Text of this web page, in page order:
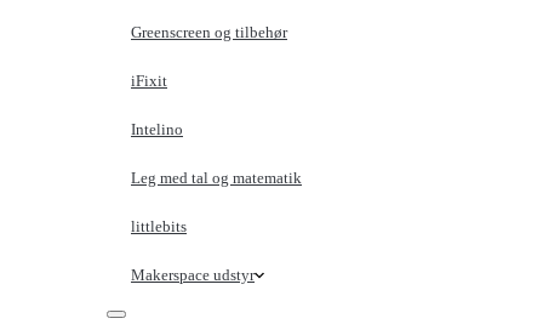
Greenscreen og tilbehør
iFixit
Intelino
Leg med tal og matematik
littlebits
Makerspace udstyr